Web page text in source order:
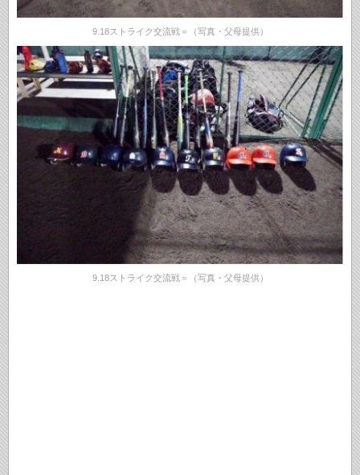
9.18ストライク交流戦＝（写真・父母提供）
9.18ストライク交流戦＝（写真・父母提供）